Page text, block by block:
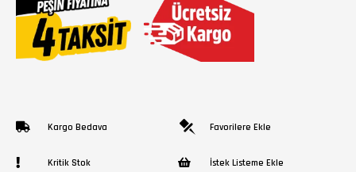
Kargo Bedava Favorilere Ekle
Kritik Stok İstek Listeme Ekle